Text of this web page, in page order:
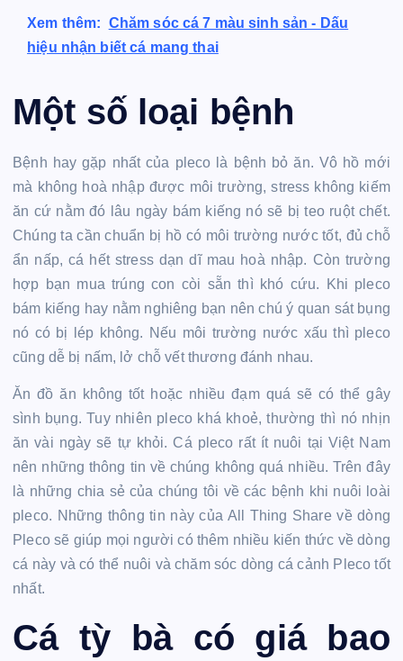
Xem thêm: Chăm sóc cá 7 màu sinh sản - Dấu
hiệu nhận biết cá mang thai
Một số loại bệnh
Bệnh hay gặp nhất của pleco là bệnh bỏ ăn. Vô hồ mới
mà không hoà nhập được môi trường, stress không kiếm
ăn cứ nằm đó lâu ngày bám kiếng nó sẽ bị teo ruột chết.
Chúng ta cần chuẩn bị hồ có môi trường nước tốt, đủ chỗ
ẩn nấp, cá hết stress dạn dĩ mau hoà nhập. Còn trường
hợp bạn mua trúng con còi sẵn thì khó cứu. Khi pleco
bám kiếng hay nằm nghiêng bạn nên chú ý quan sát bụng
nó có bị lép không. Nếu môi trường nước xấu thì pleco
cũng dễ bị nấm, lở chỗ vết thương đánh nhau.
Ăn đồ ăn không tốt hoặc nhiều đạm quá sẽ có thể gây
sình bụng. Tuy nhiên pleco khá khoẻ, thường thì nó nhịn
ăn vài ngày sẽ tự khỏi. Cá pleco rất ít nuôi tại Việt Nam
nên những thông tin về chúng không quá nhiều. Trên đây
là những chia sẻ của chúng tôi về các bệnh khi nuôi loài
pleco. Những thông tin này của All Thing Share về dòng
Pleco sẽ giúp mọi người có thêm nhiều kiến thức về dòng
cá này và có thể nuôi và chăm sóc dòng cá cảnh Pleco tốt
nhất.
Cá tỳ bà có giá bao